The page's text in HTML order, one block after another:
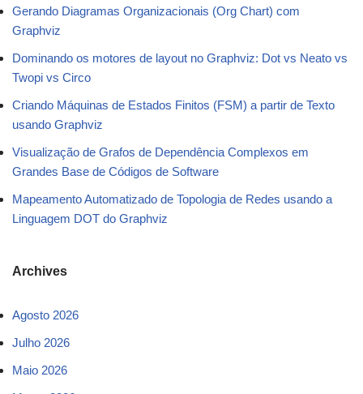
Gerando Diagramas Organizacionais (Org Chart) com
Graphviz
Dominando os motores de layout no Graphviz: Dot vs Neato vs
Twopi vs Circo
Criando Máquinas de Estados Finitos (FSM) a partir de Texto
usando Graphviz
Visualização de Grafos de Dependência Complexos em
Grandes Base de Códigos de Software
Mapeamento Automatizado de Topologia de Redes usando a
Linguagem DOT do Graphviz
Archives
Agosto 2026
Julho 2026
Maio 2026